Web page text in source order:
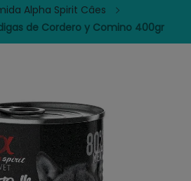
Alpha Spirit Câes
de Cordero y Comino 400gr